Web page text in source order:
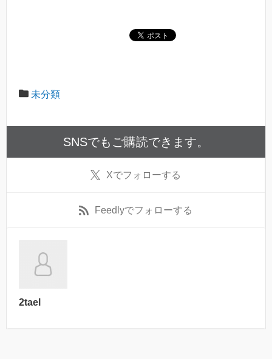
未分類
SNSでもご購読できます。
Xでフォローする
Feedlyでフォローする
2tael